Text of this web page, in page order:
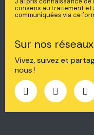
consens au traitement et
communiquées via ce
Sur nos réseaux
Vivez, suivez et
nous !